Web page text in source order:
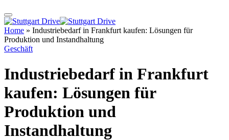
Home » Industriebedarf in Frankfurt kaufen: Lösungen für
Produktion und Instandhaltung
Geschäft
Industriebedarf in Frankfurt
kaufen: Lösungen für
Produktion und
Instandhaltung